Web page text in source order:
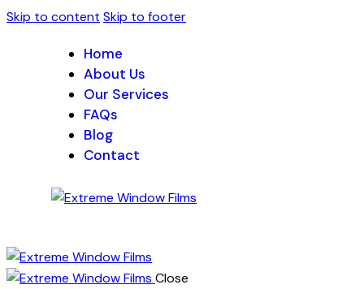
Skip to content Skip to footer
Home
About Us
Our Services
FAQs
Blog
Contact
Close